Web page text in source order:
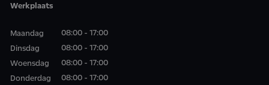
Werkplaats
Maandag
Dinsdag
Woensdag
Donderdag
08:00 - 17:00
08:00 - 17:00
08:00 - 17:00
08:00 - 17:00